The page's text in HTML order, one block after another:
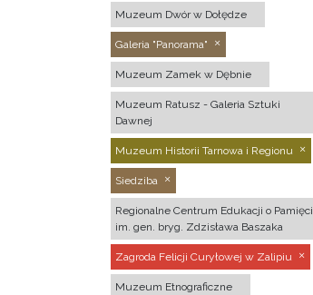
Muzeum Dwór w Dołędze
Galeria "Panorama"
Muzeum Zamek w Dębnie
Muzeum Ratusz - Galeria Sztuki
Dawnej
Muzeum Historii Tarnowa i Regionu
Siedziba
Regionalne Centrum Edukacji o Pamięci
im. gen. bryg. Zdzisława Baszaka
Zagroda Felicji Curyłowej w Zalipiu
Muzeum Etnograficzne